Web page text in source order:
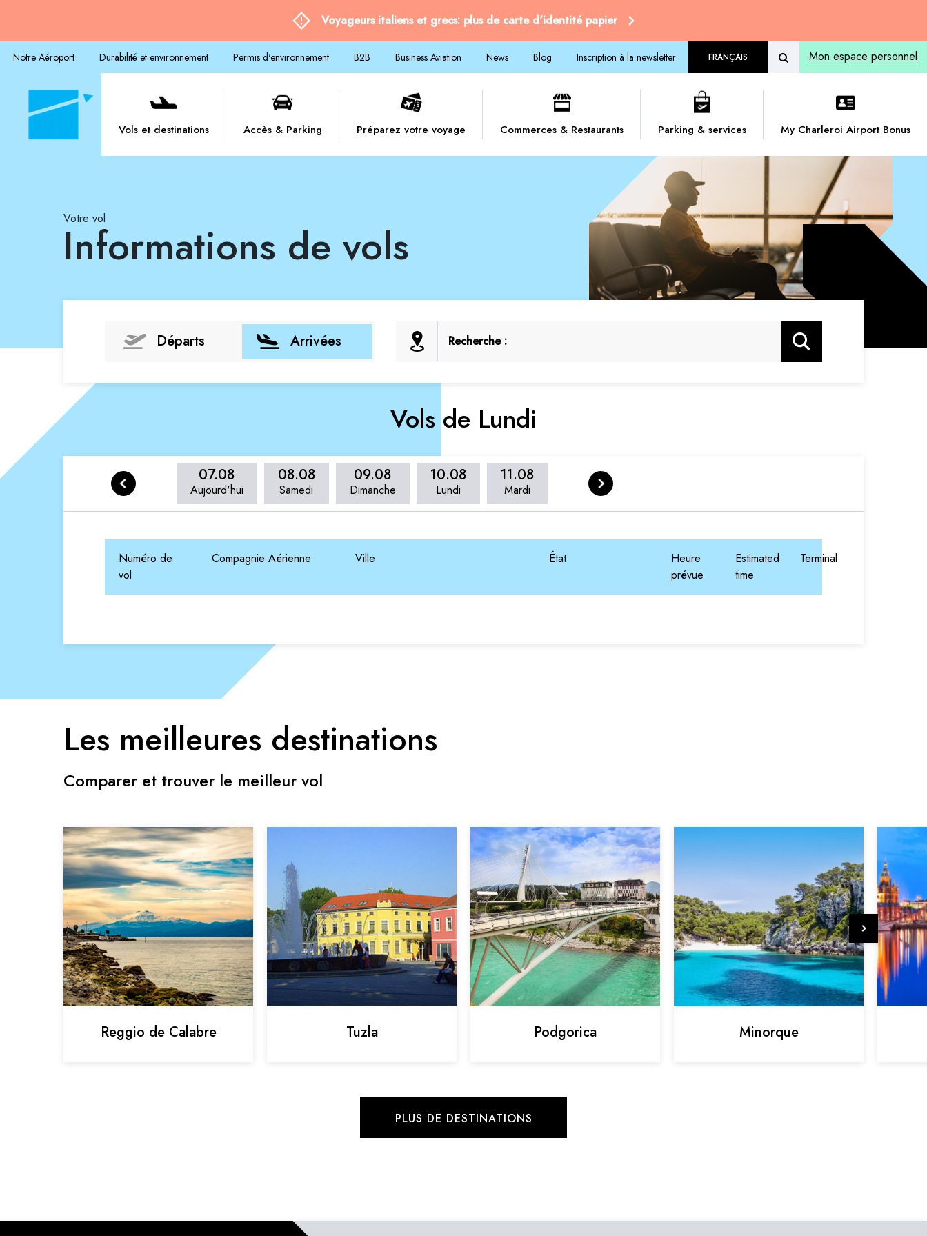
Voyageurs italiens et grecs: plus de carte d'identité papier
Notre Aéroport Durabilité et environnement Permis d'environnement B2B Business Aviation News Blog Inscription à la newsletter FRANÇAIS Mon espace personnel
Vols et destinations Accès & Parking Préparez votre voyage Commerces & Restaurants Parking & services My Charleroi Airport Bonus
Votre vol
Informations de vols
Départs Arrivées Recherche : Rechercher
Vols de Lundi
07.08
Aujourd'hui
08.08
Samedi
09.08
Dimanche
10.08
Lundi
11.08
Mardi
Numéro de
vol
Compagnie Aérienne Ville État
Heure
prévue
Estimated
time
Terminal
Les meilleures destinations
Comparer et trouver le meilleur vol
Reggio de Calabre Tuzla Podgorica Minorque
PLUS DE DESTINATIONS